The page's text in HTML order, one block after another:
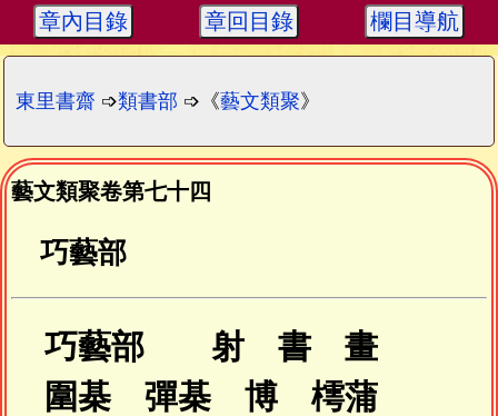
章內目錄 章回目錄 欄目導航
東里書齋 ➩類書部 ➩《藝文類聚》
藝文類聚卷第七十四
巧藝部
巧藝部 射 書 畫
圍棊 彈棊 博 樗蒲